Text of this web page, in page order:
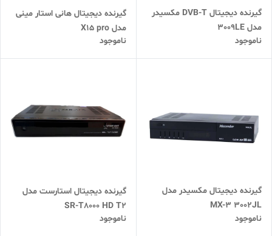
گیرنده دیجیتال DVB-T مکسیدر
مدل 3009LE
ناموجود
گیرنده دیجیتال هانی استار مینی
مدل X15 pro
ناموجود
گیرنده دیجیتال مکسیدر مدل
MX-3 3002JL
ناموجود
گیرنده دیجیتال استارست مدل
SR-T8000 HD T2
ناموجود